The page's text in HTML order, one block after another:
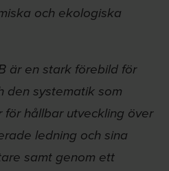
och ekologiska
är en stark förebild för
den systematik som
hållbar utveckling över
ledning och sina
samt genom ett